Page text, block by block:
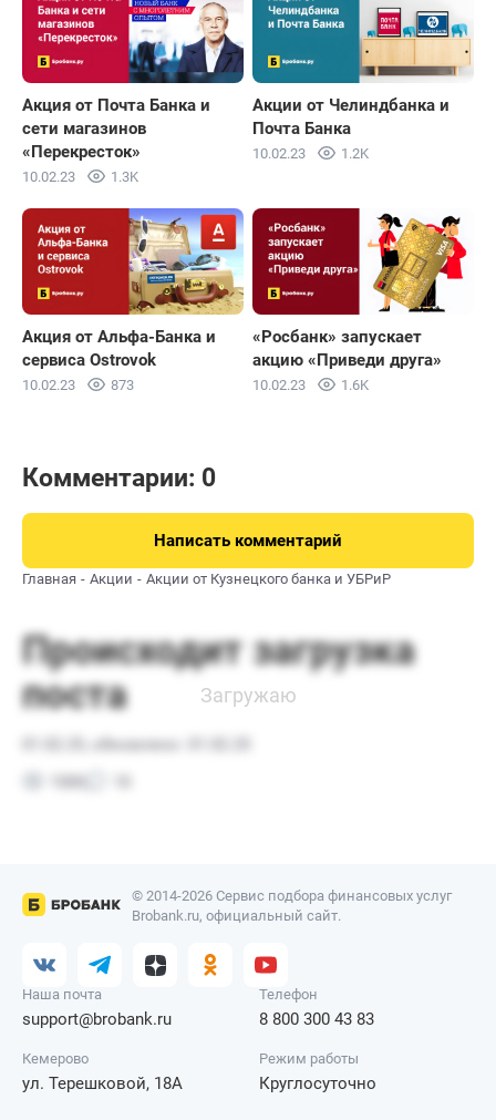
Акция от Почта Банка и
сети магазинов
«Перекресток»
10.02.23 1.3K
Акции от Челиндбанка и
Почта Банка
10.02.23 1.2K
Акция от Альфа-Банка и
сервиса Ostrovok
10.02.23 873
«Росбанк» запускает
акцию «Приведи друга»
10.02.23 1.6K
Комментарии: 0
Написать комментарий
Главная Акции Акции от Кузнецкого банка и УБРиР
© 2014-2026 Сервис подбора финансовых услуг
Brobank.ru, официальный сайт.
Наша почта
support@brobank.ru
Телефон
8 800 300 43 83
Кемерово
ул. Терешковой, 18А
Режим работы
Круглосуточно